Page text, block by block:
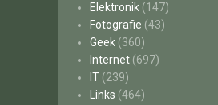
Elektronik (147)
Fotografie (43)
Geek (360)
Internet (697)
IT (239)
Links (464)